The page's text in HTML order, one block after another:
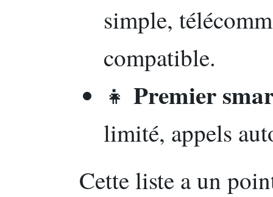
simple,
compatible.
👧 Premier
limité, appels
Cette liste a un